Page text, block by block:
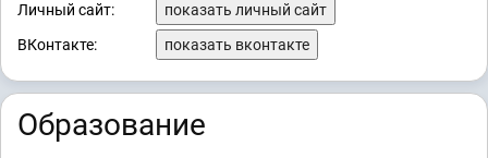
Личный сайт:
показать личный сайт
ВКонтакте:
показать вконтакте
Образование